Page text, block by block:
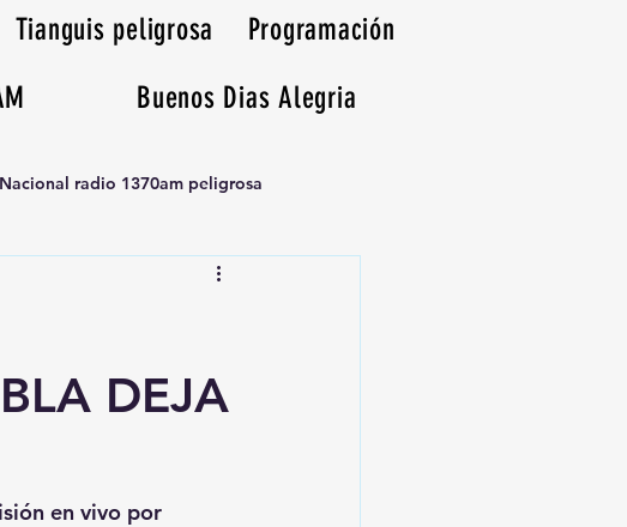
Tianguis peligrosa
Programación
Buenos Dias Alegria
Nacional radio 1370am peligrosa
DEJA
en vivo por